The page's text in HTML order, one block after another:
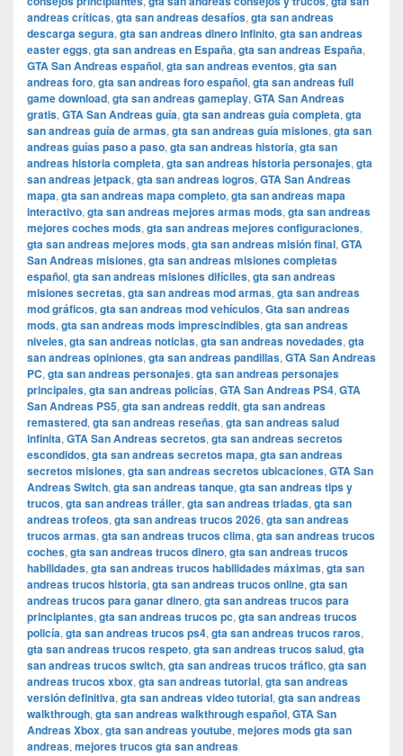
andreas críticas, gta san andreas desafíos, gta san andreas
descarga segura, gta san andreas dinero infinito, gta san andreas
easter eggs, gta san andreas en España, gta san andreas España,
GTA San Andreas español, gta san andreas eventos, gta san
andreas foro, gta san andreas foro español, gta san andreas full
game download, gta san andreas gameplay, GTA San Andreas
gratis, GTA San Andreas guía, gta san andreas guía completa, gta
san andreas guía de armas, gta san andreas guía misiones, gta san
andreas guías paso a paso, gta san andreas historia, gta san
andreas historia completa, gta san andreas historia personajes, gta
san andreas jetpack, gta san andreas logros, GTA San Andreas
mapa, gta san andreas mapa completo, gta san andreas mapa
interactivo, gta san andreas mejores armas mods, gta san andreas
mejores coches mods, gta san andreas mejores configuraciones,
gta san andreas mejores mods, gta san andreas misión final, GTA
San Andreas misiones, gta san andreas misiones completas
español, gta san andreas misiones difíciles, gta san andreas
misiones secretas, gta san andreas mod armas, gta san andreas
mod gráficos, gta san andreas mod vehículos, Gta san andreas
mods, gta san andreas mods imprescindibles, gta san andreas
niveles, gta san andreas noticias, gta san andreas novedades, gta
san andreas opiniones, gta san andreas pandillas, GTA San Andreas
PC, gta san andreas personajes, gta san andreas personajes
principales, gta san andreas policías, GTA San Andreas PS4, GTA
San Andreas PS5, gta san andreas reddit, gta san andreas
remastered, gta san andreas reseñas, gta san andreas salud
infinita, GTA San Andreas secretos, gta san andreas secretos
escondidos, gta san andreas secretos mapa, gta san andreas
secretos misiones, gta san andreas secretos ubicaciones, GTA San
Andreas Switch, gta san andreas tanque, gta san andreas tips y
trucos, gta san andreas tráiler, gta san andreas triadas, gta san
andreas trofeos, gta san andreas trucos 2026, gta san andreas
trucos armas, gta san andreas trucos clima, gta san andreas trucos
coches, gta san andreas trucos dinero, gta san andreas trucos
habilidades, gta san andreas trucos habilidades máximas, gta san
andreas trucos historia, gta san andreas trucos online, gta san
andreas trucos para ganar dinero, gta san andreas trucos para
principiantes, gta san andreas trucos pc, gta san andreas trucos
policía, gta san andreas trucos ps4, gta san andreas trucos raros,
gta san andreas trucos respeto, gta san andreas trucos salud, gta
san andreas trucos switch, gta san andreas trucos tráfico, gta san
andreas trucos xbox, gta san andreas tutorial, gta san andreas
versión definitiva, gta san andreas video tutorial, gta san andreas
walkthrough, gta san andreas walkthrough español, GTA San
Andreas Xbox, gta san andreas youtube, mejores mods gta san
andreas, mejores trucos gta san andreas